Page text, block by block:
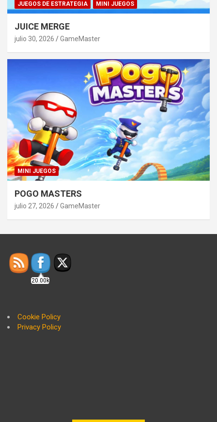
JUEGOS DE ESTRATEGIA MINI JUEGOS
JUICE MERGE
julio 30, 2026 GameMaster
MINI JUEGOS
POGO MASTERS
julio 27, 2026 GameMaster
20.00k
Cookie Policy
Privacy Policy